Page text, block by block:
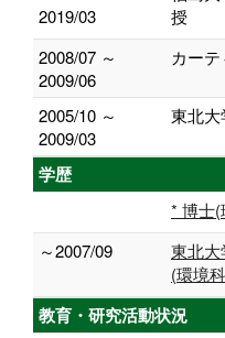
2019/03
授
2008/07 ～
2009/06
カー
2005/10 ～
2009/03
東北大
学歴
* 博士(
～2007/09
東北
(環境
教育・研究活動状況